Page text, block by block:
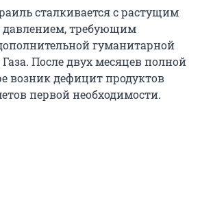
сталкивается с растущим
требующим
гуманитарной
После двух месяцев полной
возник дефицит продуктов
первой необходимости.